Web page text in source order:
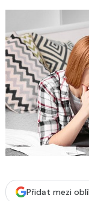
Přidat mezi